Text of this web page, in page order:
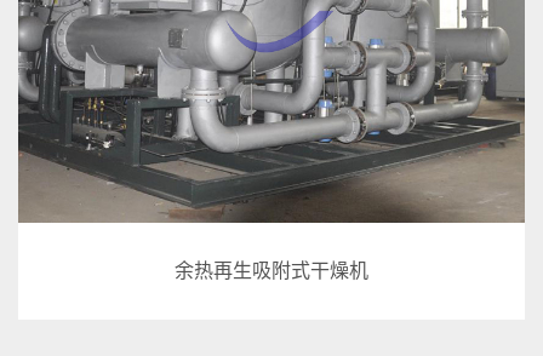
余热再生吸附式干燥机